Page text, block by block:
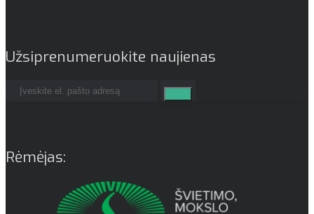
Užsiprenumeruokite naujienas
Rėmėjas: